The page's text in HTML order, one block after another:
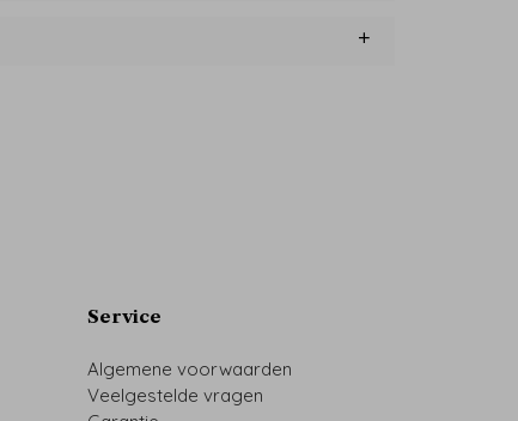
Service
Algemene voorwaarden
Veelgestelde vragen